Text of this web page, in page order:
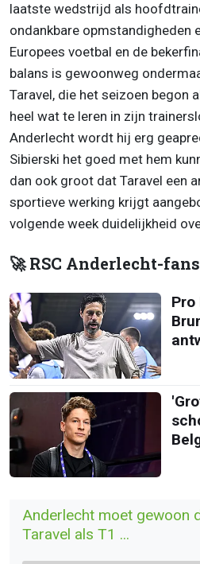
laatste wedstrijd als
ondankbare opmstandigheden
Europees voetbal en de
balans is gewoonweg
Taravel, die het seizoen begon
heel wat te leren in zijn
Anderlecht wordt hij erg
Sibierski het goed met hem
dan ook groot dat Taravel een
sportieve werking krijgt
volgende week duidelijkheid
🚀 RSC Anderlecht-
Anderlecht moet gewoon
Taravel als T1 ...